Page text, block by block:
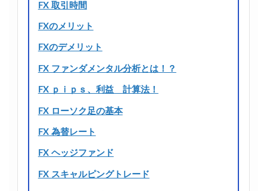
FX 取引時間
FXのメリット
FXのデメリット
FX ファンダメンタル分析とは！？
FX ｐｉｐｓ、利益 計算法！
FX ローソク足の基本
FX 為替レート
FX ヘッジファンド
FX スキャルピングトレード